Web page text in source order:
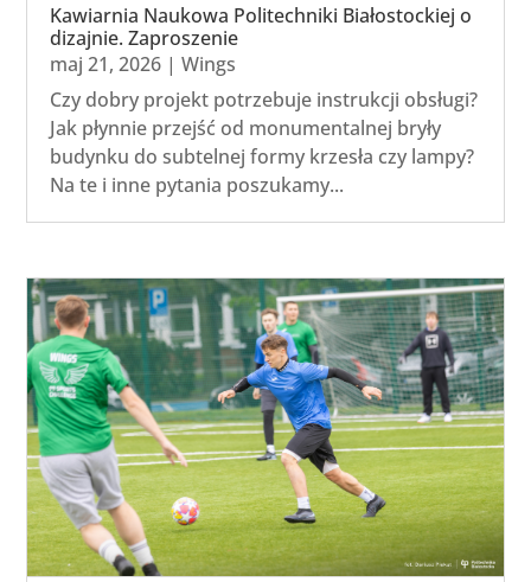
Kawiarnia Naukowa Politechniki Białostockiej o
dizajnie. Zaproszenie
maj 21, 2026 |Wings
Czy dobry projekt potrzebuje instrukcji obsługi?
Jak płynnie przejść od monumentalnej bryły
budynku do subtelnej formy krzesła czy lampy?
Na te i inne pytania poszukamy...